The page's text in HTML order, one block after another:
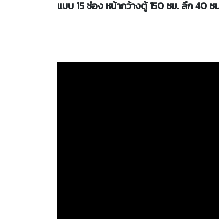
แบบ 15 ช่อง หน้ากว้างตู้ 150 ซม. ลึก 40 ซ